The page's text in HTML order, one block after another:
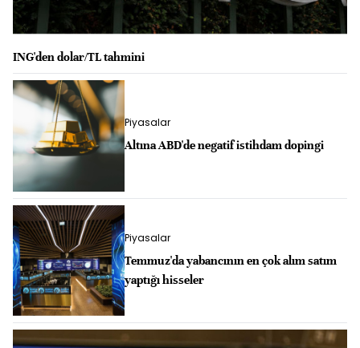
ING'den dolar/TL tahmini
Piyasalar
Altına ABD'de negatif istihdam dopingi
Piyasalar
Temmuz'da yabancının en çok alım satım
yaptığı hisseler